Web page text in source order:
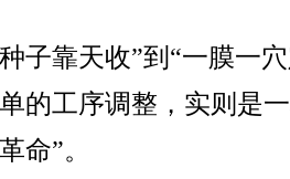
靠天收”到“一膜一
的工序调整，实则是
命”。